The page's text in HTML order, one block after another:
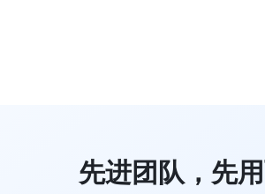
先进团队，先